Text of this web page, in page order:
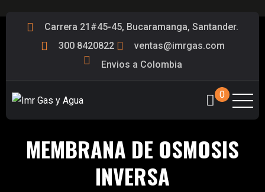
Carrera 21#45-45, Bucaramanga, Santander.
300 8420822
ventas@imrgas.com
Envios a Colombia
0
MEMBRANA DE OSMOSIS
INVERSA